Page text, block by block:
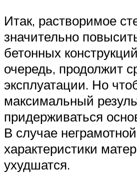
Итак, растворимое
значительно
бетонных
очередь, продолжит
эксплуатации. Но
максимальный
придерживаться
В случае
характеристики
ухудшатся.